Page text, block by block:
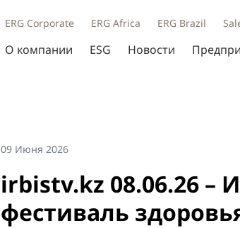
ERG Corporate ERG Africa ERG Brazil
О компании ESG Новости
09 Июня 2026
irbistv.kz 08.06.26 –
фестиваль